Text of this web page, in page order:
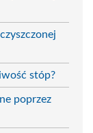
stóp?
poprzez